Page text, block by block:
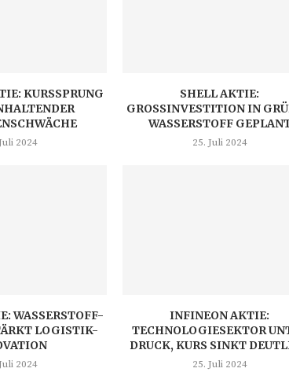
KURSSPRUNG
2024
SHELL AKTIE:
GROSSINVESTITION IN
ASSERSTOFF GEPLANT
25. Juli 2024
WASSERSTOFF-
LOGISTIK-
2024
INFINEON AKTIE:
TECHNOLOGIESEKTOR
DRUCK, KURS SINKT
25. Juli 2024